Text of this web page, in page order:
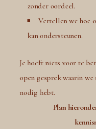
zonder oordeel.
Vertellen we hoe
kan ondersteunen.
Je hoeft niets voor te
open gesprek waarin
nodig hebt.
Plan